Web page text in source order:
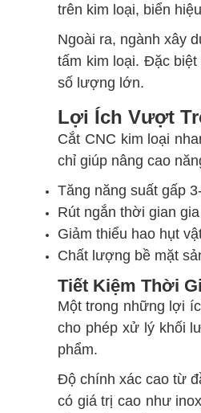
trên kim loại, biển
Ngoài ra, ngành xây
tấm kim loại. Đặc
số lượng lớn.
Lợi Ích Vượt
Cắt CNC kim loại
chỉ giúp nâng cao
Tăng năng suất gấp
Rút ngắn thời gian
Giảm thiểu hao hụt
Chất lượng bề mặt
Tiết Kiệm Thời
Một trong những lợi
cho phép xử lý khối
phẩm.
Độ chính xác cao từ
có giá trị cao như